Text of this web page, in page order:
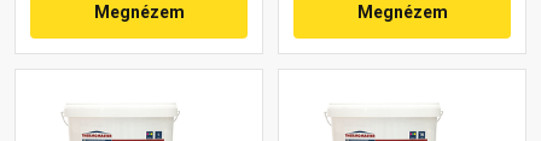
Megnézem Megnézem